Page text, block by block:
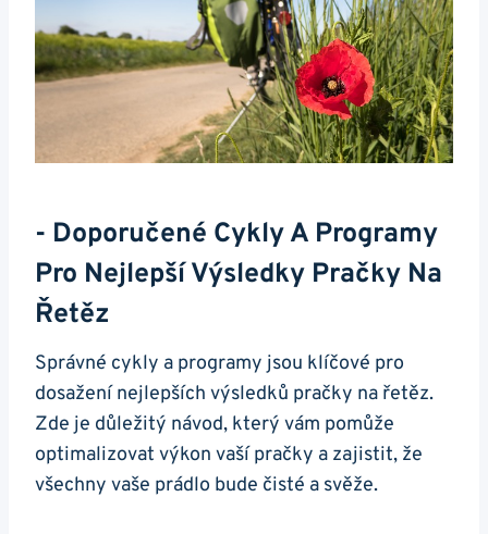
-⁢ Doporučené Cykly A Programy
Pro Nejlepší ‍výsledky Pračky Na
Řetěz
Správné cykly a programy jsou klíčové pro
dosažení nejlepších výsledků pračky na ‍řetěz.
Zde je důležitý návod, který vám pomůže
optimalizovat výkon vaší​ pračky a zajistit, že
všechny vaše prádlo bude čisté⁣ a ‍svěže.